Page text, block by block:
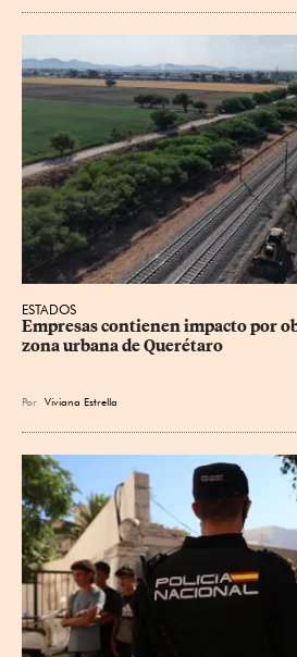
ESTADOS
Empresas contienen impacto por
zona urbana de Querétaro
Por Viviana Estrella